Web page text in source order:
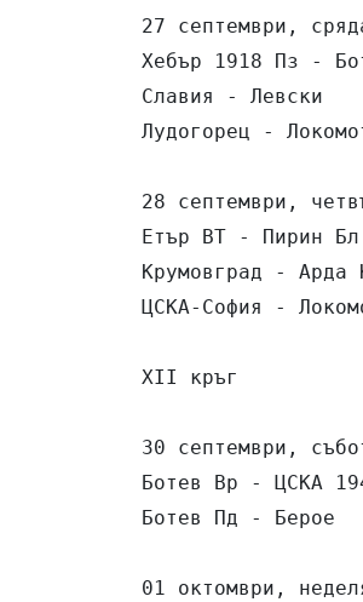
27 септември,
Хебър 1918 Пз -
Славия - Левски
Лудогорец -
28 септември,
Етър ВТ - Пирин
Крумовград -
ЦСКА-София -
XІІ кръг
30 септември,
Ботев Вр - ЦСКА
Ботев Пд - Берое
01 октомври,